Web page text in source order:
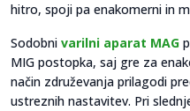
hitro, spoji pa enakomerni in
Sodobni varilni aparat MAG
MIG postopka, saj gre za
način združevanja prilagodi
ustreznih nastavitev. Pri